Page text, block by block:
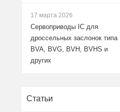
17 марта 2026
Сервоприводы IC для
дроссельных заслонок типа
BVA, BVG, BVH, BVHS и
других
Статьи